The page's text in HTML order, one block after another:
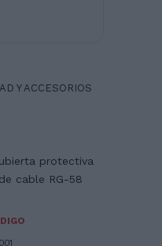
Y ACCESORIOS
protectiva
cable RG-58